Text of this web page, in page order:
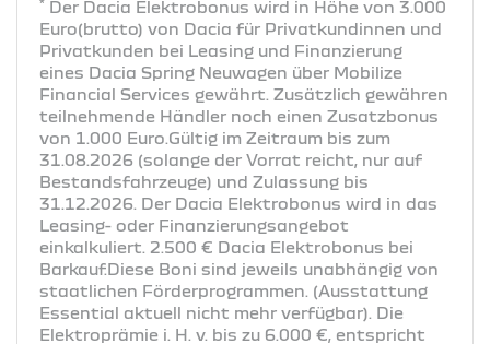
Der Dacia Elektrobonus wird in Höhe von 3.000
Euro(brutto) von Dacia für Privatkundinnen und
Privatkunden bei Leasing und Finanzierung
eines Dacia Spring Neuwagen über Mobilize
Financial Services gewährt. Zusätzlich gewähren
teilnehmende Händler noch einen Zusatzbonus
von 1.000 Euro.Gültig im Zeitraum bis zum
31.08.2026 (solange der Vorrat reicht, nur auf
Bestandsfahrzeuge) und Zulassung bis
31.12.2026. Der Dacia Elektrobonus wird in das
Leasing- oder Finanzierungsangebot
einkalkuliert. 2.500 € Dacia Elektrobonus bei
Barkauf.Diese Boni sind jeweils unabhängig von
staatlichen Förderprogrammen. (Ausstattung
Essential aktuell nicht mehr verfügbar). Die
Elektroprämie i. H. v. bis zu 6.000 €, entspricht